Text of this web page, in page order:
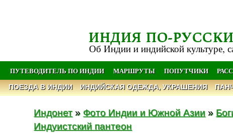
ИНДИЯ ПО-
Об Индии и индийской культуре,
ПУТЕВОДИТЕЛЬ ПО ИНДИИ МАРШРУТЫ ПОПУТЧИКИ
ПОЕЗДА В ИНДИИ ИНДИЙСКАЯ ОДЕЖДА, УКРАШЕНИЯ
Индонет» Фото Индии и Южной Азии »
Индуистский пантеон